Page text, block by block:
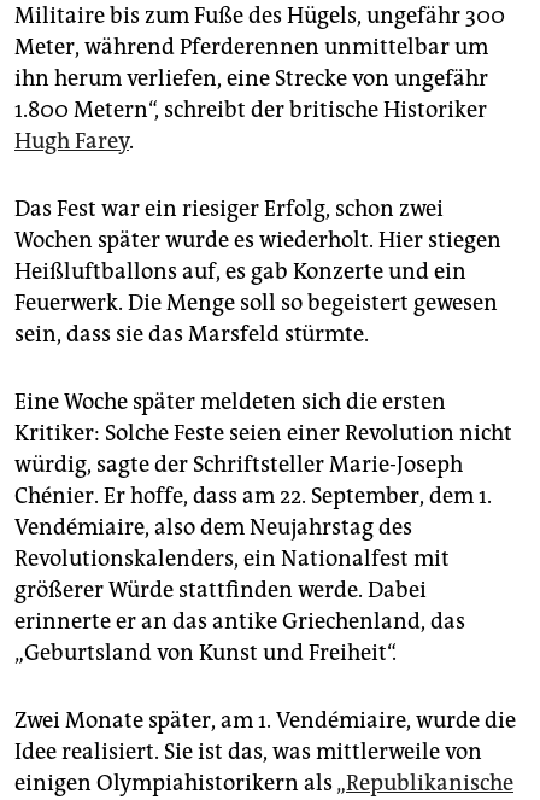
Militaire bis zum Fuße des Hügels, ungefähr 300
Meter, während Pferderennen unmittelbar um
ihn herum verliefen, eine Strecke von ­ungefähr
1.800 Metern“, schreibt der britische Historiker
Hugh Farey.
Das Fest war ein riesiger Erfolg, schon zwei
Wochen später wurde es wiederholt. Hier stiegen
Heißluftballons auf, es gab Konzerte und ein
Feuerwerk. Die Menge soll so begeistert gewesen
sein, dass sie das Marsfeld stürmte.
Eine Woche später meldeten sich die ersten
Kritiker: Solche Feste seien einer Revolution nicht
würdig, sagte der Schriftsteller Marie-Joseph
Chénier. Er hoffe, dass am 22. September, dem 1.
Vendémiaire, also dem Neujahrstag des
Revolutionskalenders, ein Nationalfest mit
größerer Würde stattfinden werde. Dabei
erinnerte er an das antike Griechenland, das
„Geburtsland von Kunst und Freiheit“.
Zwei Monate später, am 1. Vendémiaire, wurde die
Idee realisiert. Sie ist das, was mittlerweile von
einigen Olympiahistorikern als „Republikanische